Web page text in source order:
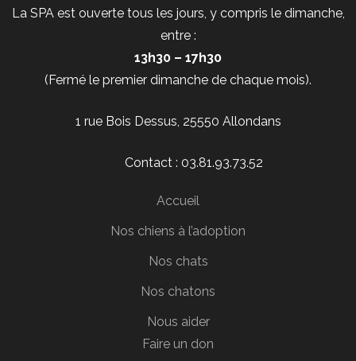
La SPA est ouverte tous les jours, y compris le dimanche,
entre :
13h30 – 17h30
(Fermé le premier dimanche de chaque mois).
1 rue Bois Dessus, 25550 Allondans
Contact : 03.81.93.73.52
Accueil
Nos chiens à l’adoption
Nos chats
Nos chatons
Nous aider
Faire un don